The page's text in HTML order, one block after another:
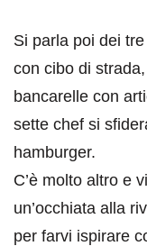
Si parla poi dei
con cibo di
bancarelle con
sette chef si
hamburger.
C’è molto altro e
un’occhiata alla
per farvi ispirare